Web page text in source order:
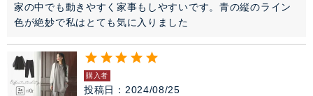
家の中でも動きやすく家事もしやすいです。青の縦のライン
色が絶妙で私はとても気に入りました
購入者
投稿日 2024/08/25